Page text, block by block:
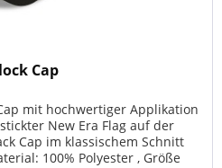
Cap
mit hochwertiger Applikation
New Era Flag auf der
Cap im klassischem Schnitt
100% Polyester , Größe